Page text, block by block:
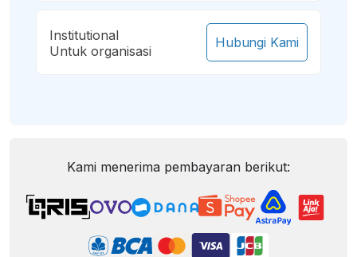
Institutional
Untuk organisasi
Hubungi Kami
Kami menerima pembayaran berikut: